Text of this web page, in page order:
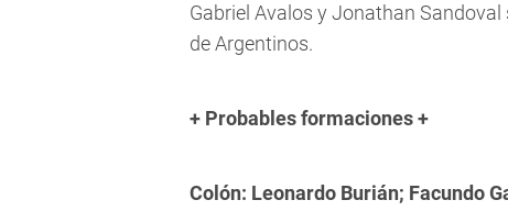
Gabriel Avalos y Jonathan
de Argentinos.
+ Probables formaciones +
Colón: Leonardo Burián; Facundo